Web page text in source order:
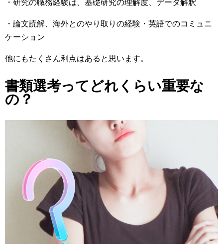
・研究の職務経験は、基礎研究の理解度、データ解釈
・論文読解、海外とのやり取りの経験・英語でのコミュニ
ケーション
他にもたくさん利点はあると思います。
書類選考ってどれくらい重要な
の？